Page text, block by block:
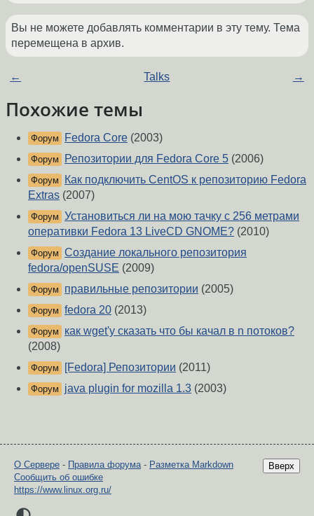
Вы не можете добавлять комментарии в эту тему. Тема
перемещена в архив.
← Talks →
Похожие темы
Форум Fedora Core (2003)
Форум Репозитории для Fedora Core 5 (2006)
Форум
Как подключить CentOS к репозиторию Fedora
Extras (2007)
Форум Установиться ли на мою тачку с 256 метрами
оперативки Fedora 13 LiveCD GNOME? (2010)
Форум Создание локального репозитория
fedora/openSUSE (2009)
Форум правильные репозитории (2005)
Форум fedora 20 (2013)
Форум
как wget'y сказать что бы качал в n потоков?
(2008)
Форум [Fedora] Репозитории (2011)
Форум java plugin for mozilla 1.3 (2003)
Вверх
О Сервере - Правила форума- Разметка Markdown
Сообщить об ошибке
https://www.linux.org.ru/